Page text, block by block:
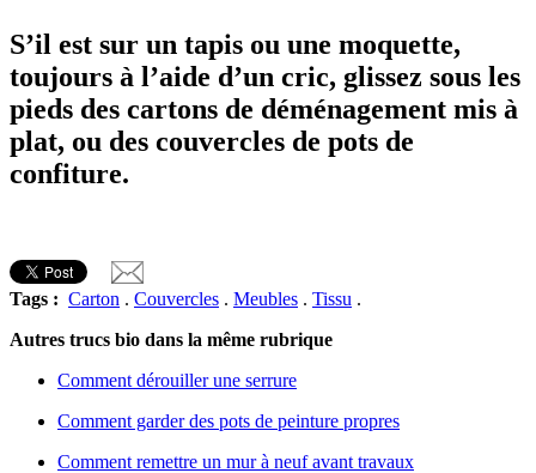
S’il est sur un tapis ou une moquette,
toujours à l’aide d’un cric, glissez sous les
pieds des cartons de déménagement mis à
plat, ou des couvercles de pots de
confiture.
Tags : Carton . Couvercles . Meubles . Tissu .
Autres trucs bio dans la même rubrique
Comment dérouiller une serrure
Comment garder des pots de peinture propres
Comment remettre un mur à neuf avant travaux